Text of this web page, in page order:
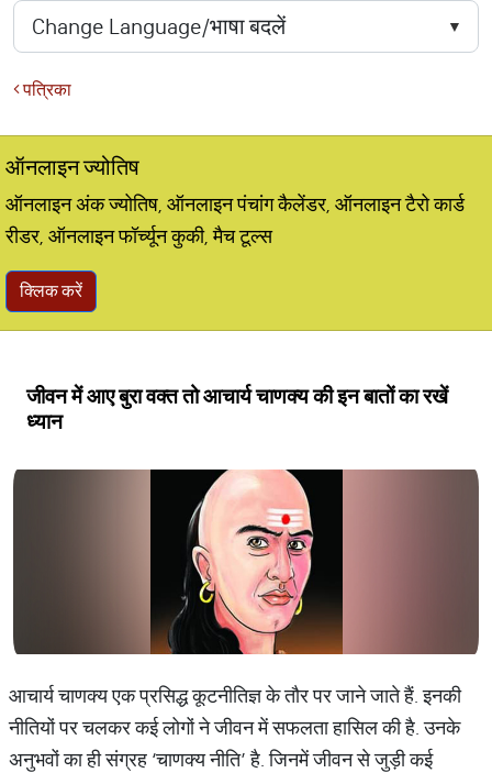
पत्रिका
ऑनलाइन ज्योतिष
ऑनलाइन अंक ज्योतिष, ऑनलाइन पंचांग कैलेंडर, ऑनलाइन टैरो कार्ड
रीडर, ऑनलाइन फॉर्च्यून कुकी, मैच टूल्स
क्लिक करें
जीवन में आए बुरा वक्त तो आचार्य चाणक्य की इन बातों का रखें
ध्यान
आचार्य चाणक्य एक प्रसिद्ध कूटनीतिज्ञ के तौर पर जाने जाते हैं. इनकी
नीतियों पर चलकर कई लोगों ने जीवन में सफलता हासिल की है. उनके
अनुभवों का ही संग्रह ‘चाणक्य नीति’ है. जिनमें जीवन से जुड़ी कई